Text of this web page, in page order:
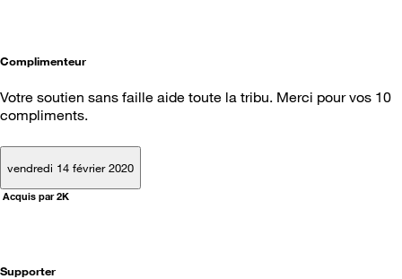
Complimenteur
Votre soutien sans faille aide toute la tribu. Merci pour vos 10
compliments.
vendredi 14 février 2020
Acquis par 2K
Supporter